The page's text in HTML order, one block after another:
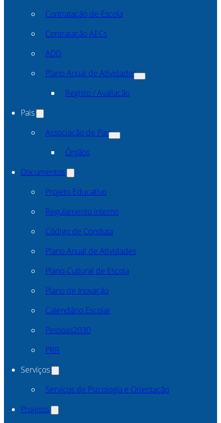
Contratação de Escola
Contratação AECs
ADD
Plano Anual de Atividades
Registo / Avaliação
Pais
Associação de Pais
Órgãos
Documentos
Projeto Educativo
Regulamento Interno
Código de Conduta
Plano Anual de Atividades
Plano Cultural de Escola
Plano de Inovação
Calendário Escolar
Pessoas2030
PRR
Serviços
Serviços de Psicologia e Orientação
Projetos